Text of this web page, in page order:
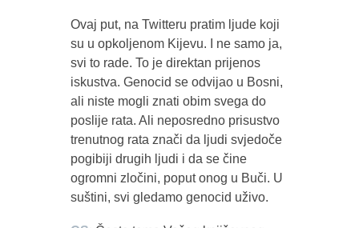
Ovaj put, na Twitteru pratim ljude koji
su u opkoljenom Kijevu. I ne samo ja,
svi to rade. To je direktan prijenos
iskustva. Genocid se odvijao u Bosni,
ali niste mogli znati obim svega do
poslije rata. Ali neposredno prisustvo
trenutnog rata znači da ljudi svjedoče
pogibiji drugih ljudi i da se čine
ogromni zločini, poput onog u Buči. U
suštini, svi gledamo genocid uživo.